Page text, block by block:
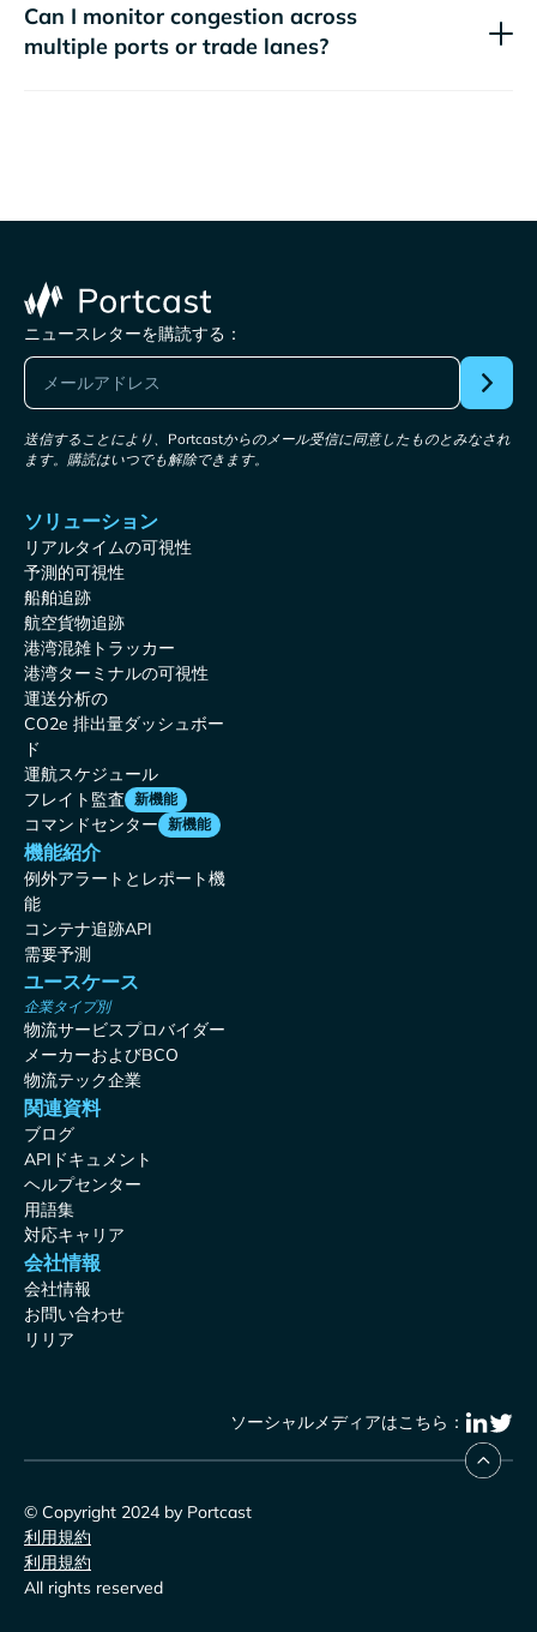
Can I monitor congestion across
multiple ports or trade lanes?
ニュースレターを購読する：
送信することにより、Portcastからのメール受信に同意したものとみなされ
ます。購読はいつでも解除できます。
ソリューション
リアルタイムの可視性
予測的可視性
船舶追跡
航空貨物追跡
港湾混雑トラッカー
港湾ターミナルの可視性
運送分析の
CO2e 排出量ダッシュボー
ド
運航スケジュール
フレイト監査 新機能
コマンドセンター 新機能
機能紹介
例外アラートとレポート機
能
コンテナ追跡API
需要予測
ユースケース
企業タイプ別
物流サービスプロバイダー
メーカーおよびBCO
物流テック企業
関連資料
ブログ
APIドキュメント
ヘルプセンター
用語集
対応キャリア
会社情報
会社情報
お問い合わせ
リリア
ソーシャルメディアはこちら：
© Copyright 2024 by Portcast
利用規約
利用規約
All rights reserved